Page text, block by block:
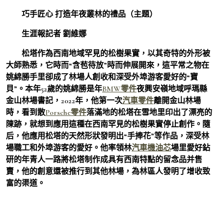
巧手匠心 打造年夜叢林的禮品（主題）
生涯報記者 劉維娜
松塔作為西南地域罕見的松樹果實，以其奇特的外形被
大師熟悉，它時而“含苞待放”時而伸展開來，這平常之物在
姚綿勝手里卻成了林場人創收和深受外埠游客愛好的“寶
貝”。本年52歲的姚綿勝是年BMW零件夜興安嶺地域呼瑪縣
金山林場書記，2022年，他第一次汽車零件離開金山林場
時，看到散Porsche零件落滿地的松塔在雪地里印出了漂亮的
陳跡，就想到應用這種在西南罕見的松樹果實停止創作。隨
后，他應用松塔的天然形狀發明出“手捧花”等作品，深受林
場職工和外埠游客的愛好。他率領林汽車機油芯場里愛好鉆
研的年青人一路將松塔制作成具有西南特點的留念品并售
賣，他的創意還被推行到其他林場，為林區人發明了增收致
富的渠道。